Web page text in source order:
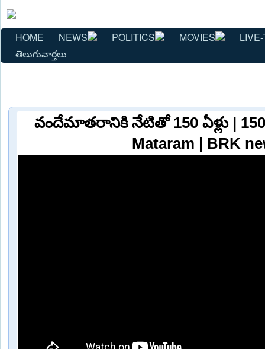
HOME NEWS POLITICS MOVIES
తెలుగువార్తలు
వందేమాతరానికి నేటితో 150 ఏళ్లు | 150
Mataram | BRK